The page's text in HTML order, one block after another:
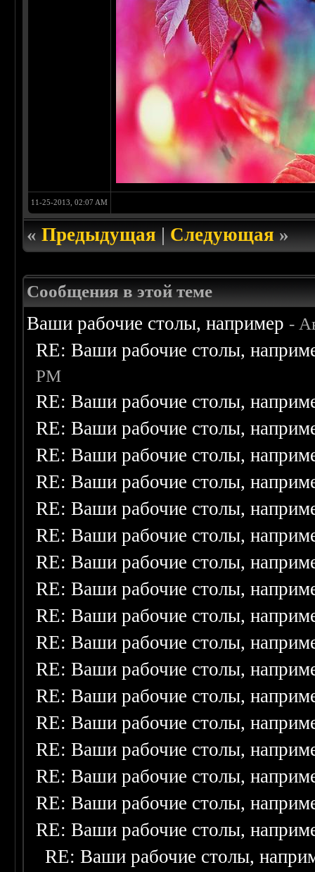
11-25-2013, 02:07 AM
«Предыдущая|Следующая»
Сообщения в этой теме
Ваши рабочие столы, например -
RE: Ваши рабочие столы,
PM
RE: Ваши рабочие столы,
RE: Ваши рабочие столы,
RE: Ваши рабочие столы,
RE: Ваши рабочие столы,
RE: Ваши рабочие столы,
RE: Ваши рабочие столы,
RE: Ваши рабочие столы,
RE: Ваши рабочие столы,
RE: Ваши рабочие столы,
RE: Ваши рабочие столы,
RE: Ваши рабочие столы,
RE: Ваши рабочие столы,
RE: Ваши рабочие столы,
RE: Ваши рабочие столы,
RE: Ваши рабочие столы,
RE: Ваши рабочие столы,
RE: Ваши рабочие столы,
RE: Ваши рабочие столы,